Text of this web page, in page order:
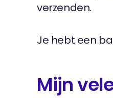
verzenden.
Je hebt een
Mijn